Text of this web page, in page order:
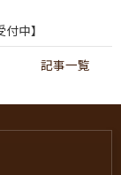
中】
記事一覧